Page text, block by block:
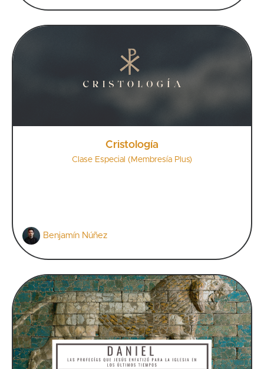
Cristología
Clase Especial (Membresía Plus)
Benjamín Núñez